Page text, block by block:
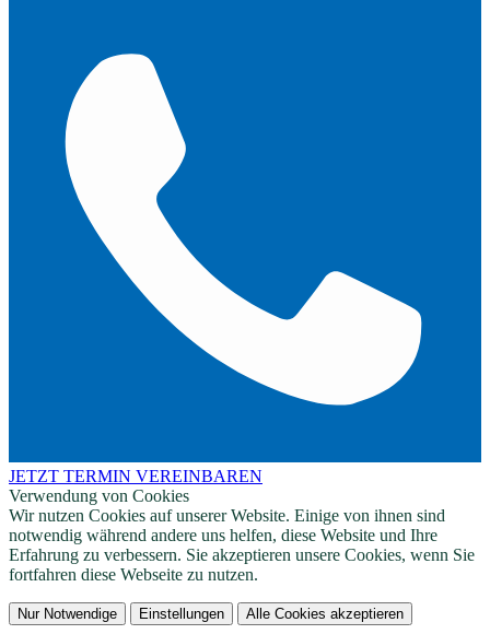
JETZT TERMIN VEREINBAREN
Verwendung von Cookies
Wir nutzen Cookies auf unserer Website. Einige von ihnen sind
notwendig während andere uns helfen, diese Website und Ihre
Erfahrung zu verbessern. Sie akzeptieren unsere Cookies, wenn Sie
fortfahren diese Webseite zu nutzen.
Nur Notwendige Einstellungen Alle Cookies akzeptieren